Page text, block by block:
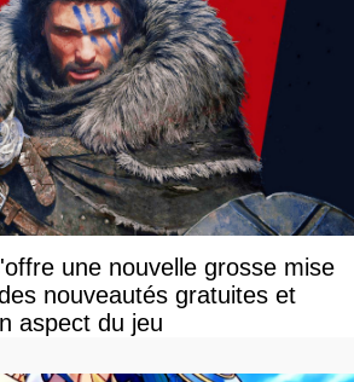
une nouvelle grosse mise
nouveautés gratuites et
aspect du jeu